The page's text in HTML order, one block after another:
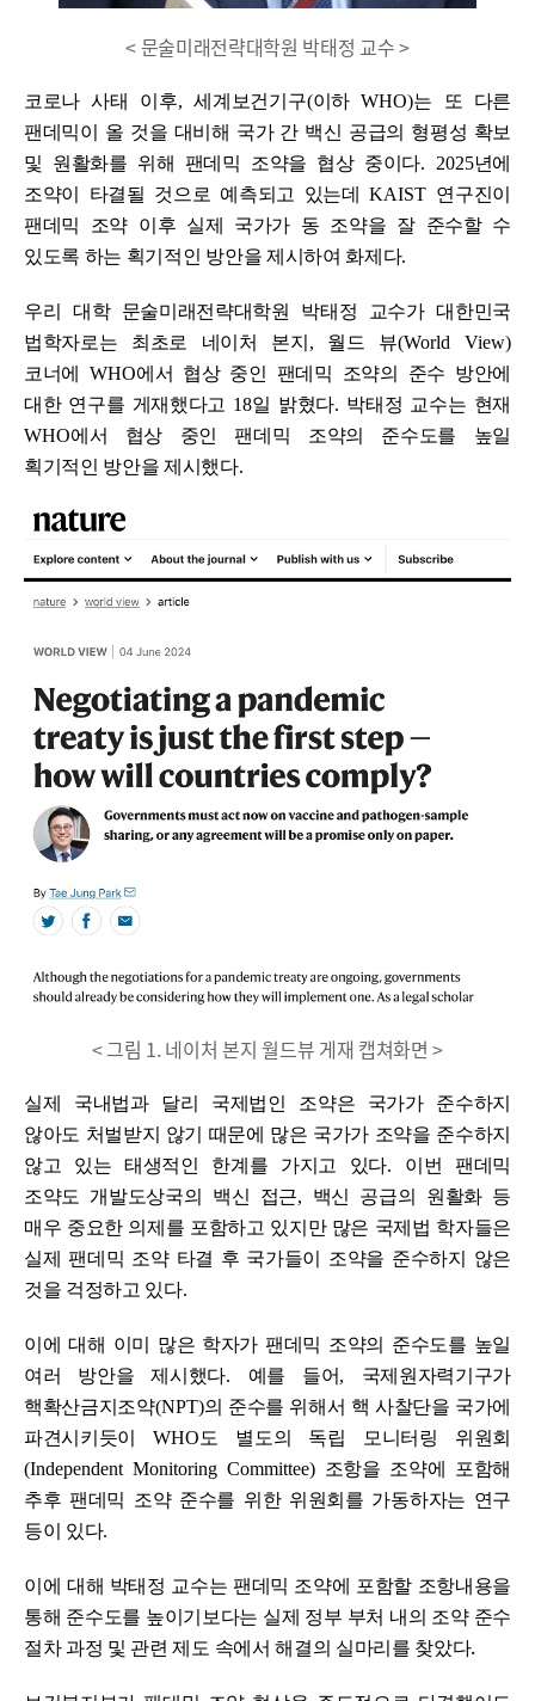
< 문술미래전략대학원 박태정 교수 >
코로나 사태 이후,세계보건기구(이하WHO)는 또 다른
팬데믹이 올 것을 대비해 국가 간 백신 공급의 형평성 확보
및 원활화를 위해 팬데믹 조약을 협상 중이다. 2025년에
조약이 타결될 것으로 예측되고 있는데KAIST 연구진이
팬데믹 조약 이후 실제 국가가 동 조약을 잘 준수할 수
있도록 하는 획기적인 방안을 제시하여 화제다.
우리 대학 문술미래전략대학원 박태정 교수가 대한민국
법학자로는 최초로 네이처 본지 , 월드 뷰(World View)
코너에 WHO에서 협상 중인 팬데믹 조약의 준수 방안에
대한 연구를 게재했다고 18일 밝혔다. 박태정 교수는 현재
WHO에서 협상 중인 팬데믹 조약의 준수도를 높일
획기적인 방안을 제시했다.
< 그림 1. 네이처 본지 월드뷰 게재 캡쳐화면 >
실제 국내법과 달리 국제법인 조약은 국가가 준수하지
않아도 처벌받지 않기 때문에 많은 국가가 조약을 준수하지
않고 있는 태생적인 한계를 가지고 있다. 이번 팬데믹
조약도 개발도상국의 백신 접근, 백신 공급의 원활화 등
매우 중요한 의제를 포함하고 있지만 많은 국제법 학자들은
실제 팬데믹 조약 타결 후 국가들이 조약을 준수하지 않은
것을 걱정하고 있다.
이에 대해 이미 많은 학자가 팬데믹 조약의 준수도를 높일
여러 방안을 제시했다. 예를 들어, 국제원자력기구가
핵확산금지조약(NPT)의 준수를 위해서 핵 사찰단을 국가에
파견시키듯이WHO도 별도의 독립 모니터링 위원회
(Independent Monitoring Committee) 조항을 조약에 포함해
추후 팬데믹 조약 준수를 위한 위원회를 가동하자는 연구
등이 있다.
이에 대해 박태정 교수는 팬데믹 조약에 포함할 조항내용을
통해 준수도를 높이기보다는 실제 정부 부처 내의 조약 준수
절차 과정 및 관련 제도 속에서 해결의 실마리를 찾았다.